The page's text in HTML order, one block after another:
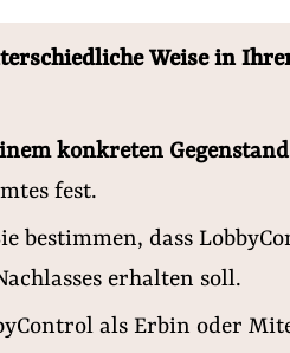
Folge Uns
Weise in
konkreten
fest.
bestimmen, dass
erhalten soll.
als Erbin oder